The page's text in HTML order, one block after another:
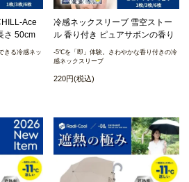
Ace
さ 50cm
きる冷感ネッ
冷感ネックスリーブ 雪空ストー
ル 香り付き ピュアサボンの香り
-5℃を「即」体験。さわやかな香り付きの冷
感ネックスリーブ
220円(税込)